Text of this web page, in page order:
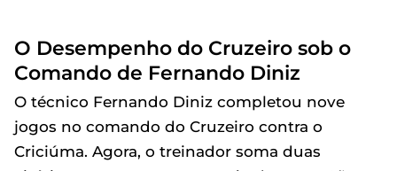
O Desempenho do Cruzeiro sob o
Comando de Fernando Diniz
O técnico Fernando Diniz completou nove
jogos no comando do Cruzeiro contra o
Criciúma. Agora, o treinador soma duas